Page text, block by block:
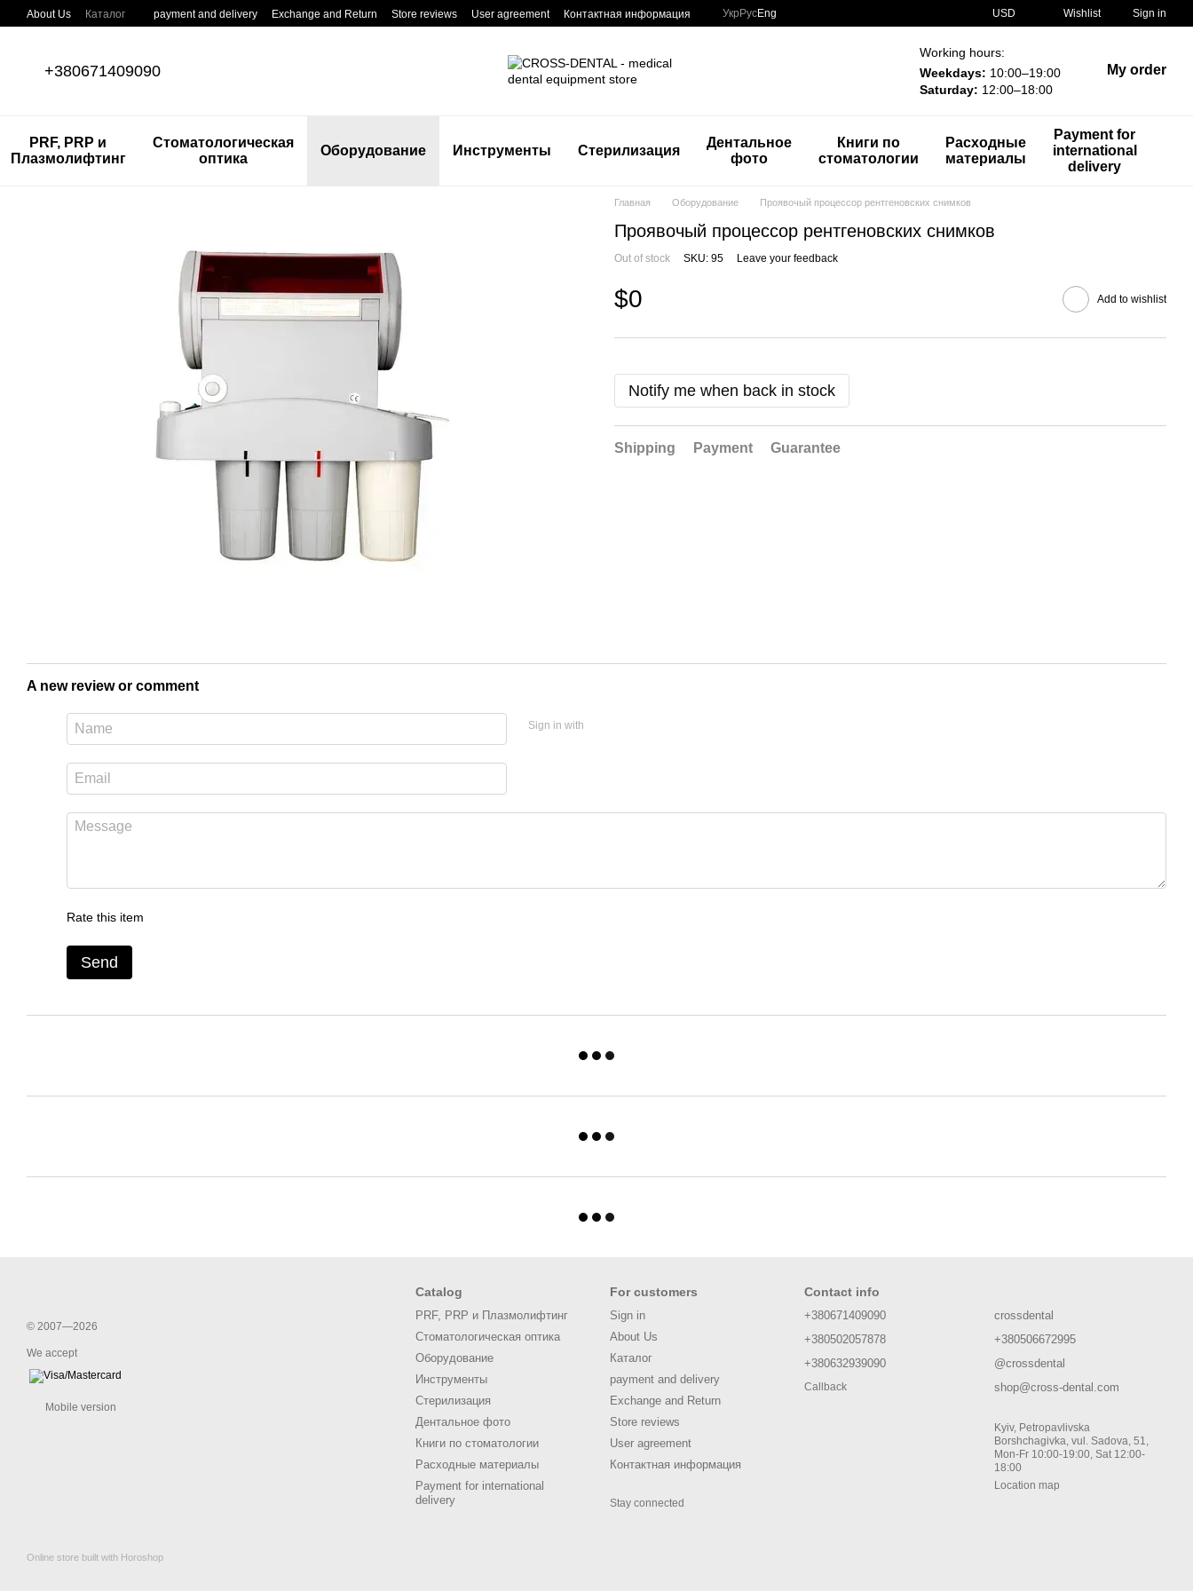
Skip to main content
About Us Каталог payment and delivery Exchange and Return Store reviews User agreement Контактная информация Укр РусEng USD Wishlist Sign in
+380671409090
Working hours:
Weekdays: 10:00–19:00
Saturday: 12:00–18:00
My order
PRF, PRP и
Плазмолифтинг
Стоматологическая
оптика
Оборудование Инструменты Стерилизация
Дентальное
фото
Книги по
стоматологии
Расходные
материалы
Payment for
international
delivery
Главная Оборудование Проявочый процессор рентгеновских снимков
Проявочый процессор рентгеновских снимков
Out of stock SKU: 95 Leave your feedback
$0 Add to wishlist
Notify me when back in stock
Shipping Payment Guarantee
A new review or comment
Sign in with
Rate this item
Send
© 2007—2026
We accept
Mobile version
Online store built with Horoshop
Catalog
PRF, PRP и Плазмолифтинг
Стоматологическая оптика
Оборудование
Инструменты
Стерилизация
Дентальное фото
Книги по стоматологии
Расходные материалы
Payment for international
delivery
For customers
Sign in
About Us
Каталог
payment and delivery
Exchange and Return
Store reviews
User agreement
Контактная информация
Stay connected
Contact info
+380671409090
+380502057878
+380632939090
Callback
crossdental
+380506672995
@crossdental
shop@cross-dental.com
Kyiv, Petropavlivska
Borshchagivka, vul. Sadova, 51,
Mon-Fr 10:00-19:00, Sat 12:00-
18:00
Location map